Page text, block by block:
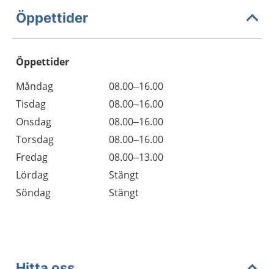
Öppettider
Öppettider
Dag
Öppettider
Kommentarer
Måndag
08.00–16.00
Tisdag
08.00–16.00
Onsdag
08.00–16.00
Torsdag
08.00–16.00
Fredag
08.00–13.00
Lördag
Stängt
Söndag
Stängt